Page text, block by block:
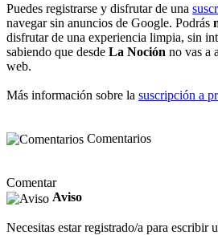
Puedes registrarse y disfrutar de una
navegar sin anuncios de Google. Podrás
disfrutar de una experiencia limpia, sin
sabiendo que desde La Noción no vas a
web.
Más información sobre la suscripción a
Comentarios
Comentar
Aviso
Necesitas estar registrado/a para escribir